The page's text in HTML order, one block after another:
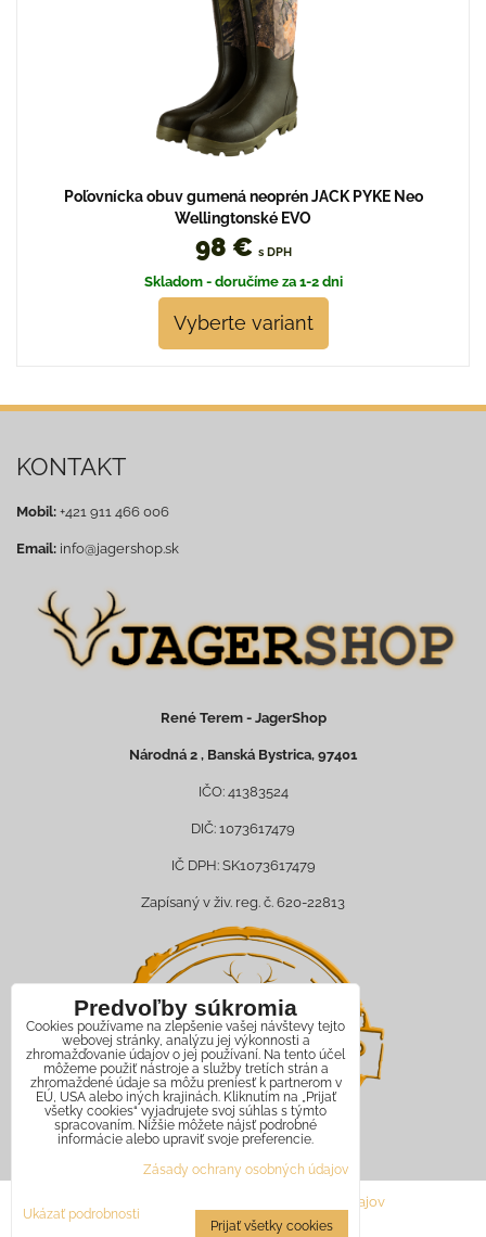
Poľovnícka obuv gumená neoprén JACK PYKE Neo
Wellingtonské EVO
98 € s DPH
Skladom - doručíme za 1-2 dni
Vyberte variant
KONTAKT
Mobil: +421 911 466 006
Email: info@jagershop.sk
René Terem - JagerShop
Národná 2 , Banská Bystrica, 97401
IČO: 41383524
DIČ: 1073617479
IČ DPH: SK1073617479
Zapísaný v živ. reg. č. 620-22813
Zásady ochrany osobných údajov
Predvoľby súkromia
Cookies používame na zlepšenie vašej návštevy tejto
webovej stránky, analýzu jej výkonnosti a
zhromažďovanie údajov o jej používaní. Na tento účel
môžeme použiť nástroje a služby tretích strán a
zhromaždené údaje sa môžu preniesť k partnerom v
EÚ, USA alebo iných krajinách. Kliknutím na „Prijať
všetky cookies“ vyjadrujete svoj súhlas s týmto
spracovaním. Nižšie môžete nájsť podrobné
informácie alebo upraviť svoje preferencie.
Zásady ochrany osobných údajov
Ukázať podrobnosti
Prijať všetky cookies